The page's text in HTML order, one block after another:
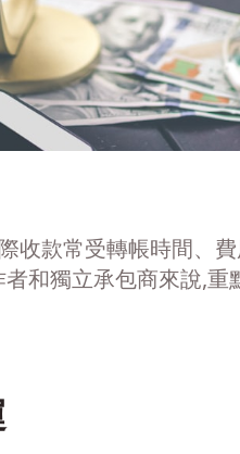
收款常受轉帳時間、
和獨立承包商來說,